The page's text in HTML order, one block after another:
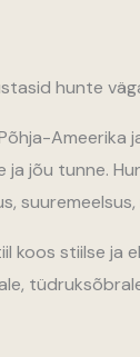
hunte
Ameerika
ja jõu tunne.
koos stiilse ja